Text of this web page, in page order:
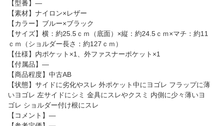
【型番】―
【素材】ナイロン×レザー
【カラー】ブルー×ブラック
【サイズ】横：約25.5ｃｍ（底面）×縦：約24.5ｃｍ×マチ：約11
ｃｍ（ショルダー長さ：約127ｃｍ）
【仕様】内ポケット×1、外ファスナーポケット×1
【付属品】―
【商品程度】中古AB
【状態】サイドに劣化やスレ 外ポケット中にヨゴレ フラップに薄
いヨゴレ 左サイドにシミ 金具にスレやクスミ 内側に少々薄いヨ
ゴレ ショルダー付け根にスレ
【コメント】―